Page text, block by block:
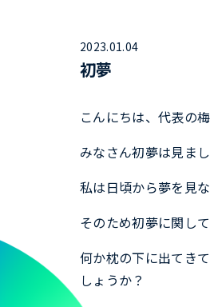
2023.01.04
初夢
こんにちは、代表の梅
みなさん初夢は見ま
私は日頃から夢を見
そのため初夢に関し
何か枕の下に出てき
しょうか？